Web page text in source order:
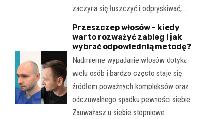
zaczyna się łuszczyć i odpryskiwać,…
Przeszczep włosów – kiedy
warto rozważyć zabieg i jak
wybrać odpowiednią metodę?
Nadmierne wypadanie włosów dotyka
wielu osób i bardzo często staje się
źródłem poważnych kompleksów oraz
odczuwalnego spadku pewności siebie.
Zauważasz u siebie stopniowe